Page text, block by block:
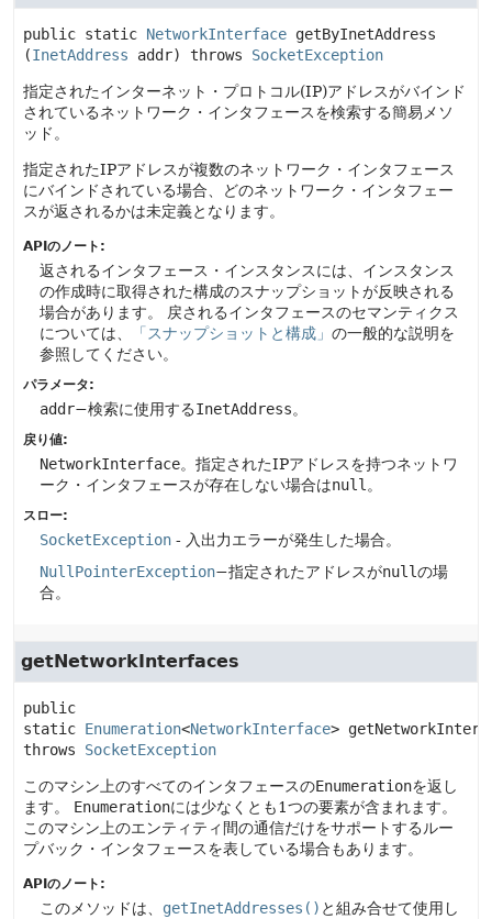
public static NetworkInterface getByInetAddress
(InetAddress addr) throws SocketException
指定されたインターネット・プロトコル(IP)アドレスがバインド
されているネットワーク・インタフェースを検索する簡易メソ
ッド。
指定されたIPアドレスが複数のネットワーク・インタフェース
にバインドされている場合、どのネットワーク・インタフェー
スが返されるかは未定義となります。
APIのノート:
返されるインタフェース・インスタンスには、インスタンス
の作成時に取得された構成のスナップショットが反映される
場合があります。
戻されるインタフェースのセマンティクス
については、
「スナップショットと構成」 の一般的な説明を
参照してください。
パラメータ:
addr−検索に使用するInetAddress。
戻り値:
NetworkInterface。指定されたIPアドレスを持つネットワ
ーク・インタフェースが存在しない場合はnull 。
スロー:
SocketException - 入出力エラーが発生した場合。
NullPointerException−指定されたアドレスがnullの場
合。
getNetworkInterfaces
public
static Enumeration<NetworkInterface>
throws SocketException
このマシン上のすべてのインタフェースのEnumerationを返し
ます。
Enumerationには少なくとも1つの要素が含まれます。
このマシン上のエンティティ間の通信だけをサポートするルー
プバック・インタフェースを表している場合もあります。
APIのノート:
このメソッドは、 getInetAddresses() と組み合せて使用し